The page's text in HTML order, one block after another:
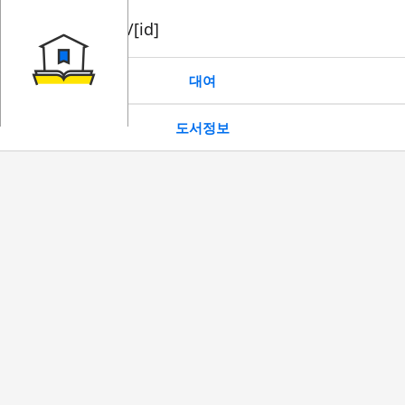
book/rent/[id]
대여
도서정보